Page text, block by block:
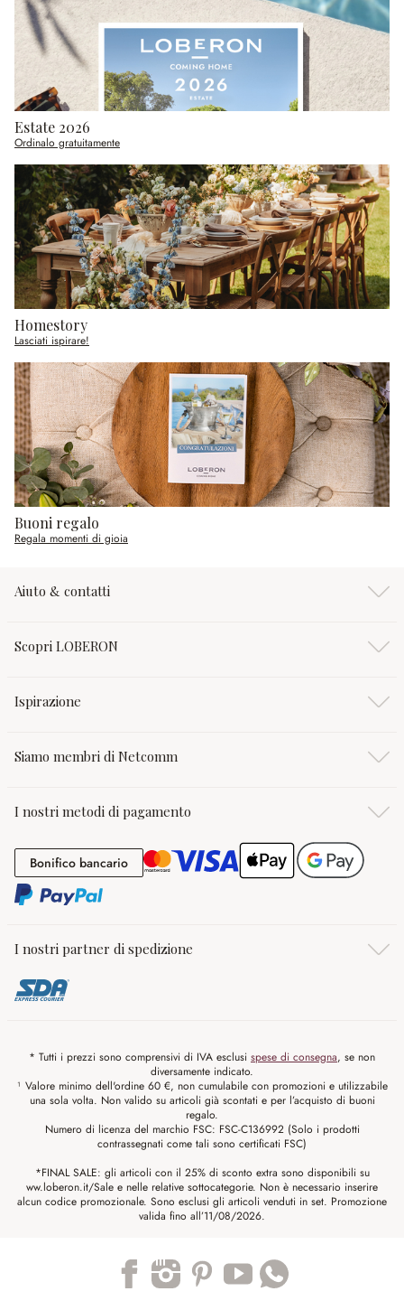
Estate 2026
Ordinalo gratuitamente
Homestory
Lasciati ispirare!
Buoni regalo
Regala momenti di gioia
Aiuto & contatti
Scopri LOBERON
Ispirazione
Siamo membri di Netcomm
I nostri metodi di pagamento
Bonifico bancarioBonifico bancario
I nostri partner di spedizione
* Tutti i prezzi sono comprensivi di IVA esclusi spese di consegna, se non
diversamente indicato.
¹ Valore minimo dell'ordine 60 €, non cumulabile con promozioni e utilizzabile
una sola volta. Non valido su articoli già scontati e per l’acquisto di buoni
regalo.
Numero di licenza del marchio FSC: FSC-C136992 (Solo i prodotti
contrassegnati come tali sono certificati FSC)
*FINAL SALE: gli articoli con il 25% di sconto extra sono disponibili su
ww.loberon.it/Sale e nelle relative sottocategorie. Non è necessario inserire
alcun codice promozionale. Sono esclusi gli articoli venduti in set. Promozione
valida fino all’11/08/2026.